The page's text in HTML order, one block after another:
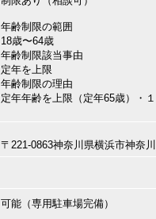
年齢制限の範囲
18歳〜64歳
年齢制限該当事由
定年を上限
年齢制限の理由
定年年齢を上限（定年65歳）・
〒221-0863神奈川県横浜市神奈
可能（専用駐車場完備）